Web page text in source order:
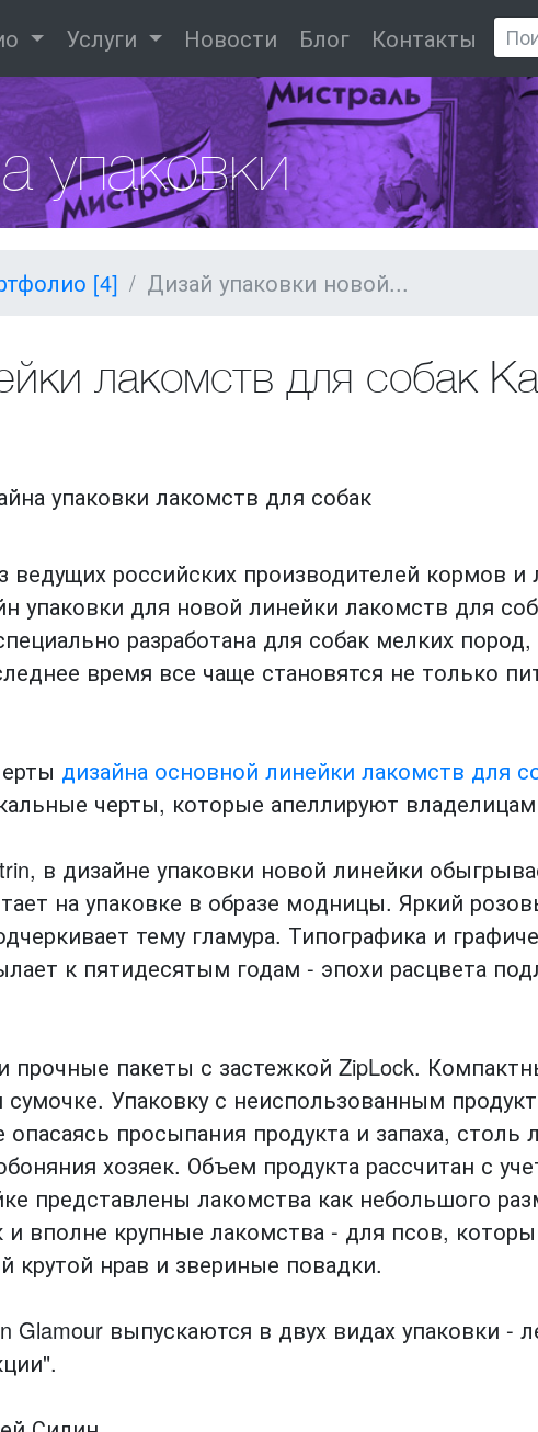
Услуги Новости Блог Контакты
упаковки
[4] Дизай упаковки новой...
лакомств для собак
российских производителей кормов и
упаковки для новой линейки лакомств для
разработана для собак мелких пород,
время все чаще становятся не только
дизайна основной линейки лакомств для
черты, которые апеллируют
в дизайне упаковки новой линейки
на упаковке в образе модницы. Яркий
тему гламура. Типографика и
к пятидесятым годам - эпохи расцвета
прочные пакеты с застежкой ZipLock.
сумочке. Упаковку с неиспользованным
просыпания продукта и запаха, столь
хозяек. Объем продукта рассчитан с
представлены лакомства как небольшого
вполне крупные лакомства - для псов,
нрав и звериные повадки.
выпускаются в двух видах упаковки -